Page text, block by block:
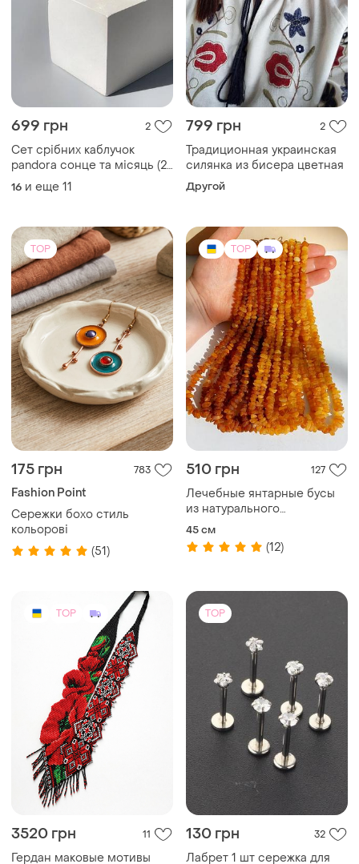
699 грн 2
Сет срібних каблучок
pandora сонце та місяць (2
шт) + подарункова коробка
16 и еще 11
799 грн 2
Традиционная украинская
силянка из бисера цветная
Другой
TOP
175 грн 783
Fashion Point
Сережки бохо стиль
кольорові
(51)
TOP
510 грн 127
Лечебные янтарные бусы
из натурального
необработанного медового
янтаря, лечебное янтарное
бусы медовое
45 см
(12)
TOP
3520 грн 11
Гердан маковые мотивы
TOP
130 грн 32
Лабрет 1 шт сережка для